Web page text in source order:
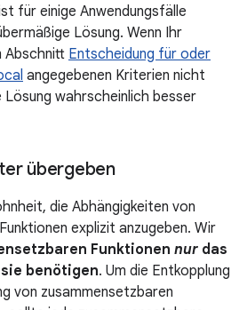
für einige Anwendungsfälle
Lösung. Wenn Ihr
Abschnitt Entscheidung für oder
angegebenen Kriterien nicht
wahrscheinlich besser
übergeben
die Abhängigkeiten von
explizit anzugeben. Wir
Funktionen nur das
benötigen. Um die Entkopplung
von zusammensetzbaren